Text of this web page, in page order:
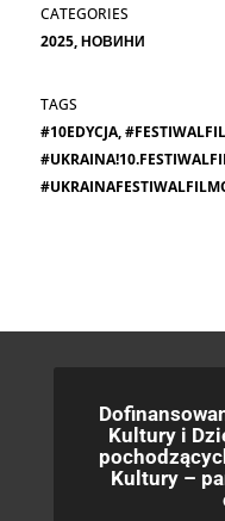
2025,НОВИНИ
#10EDYCJA,
Kultury i
Kultury –